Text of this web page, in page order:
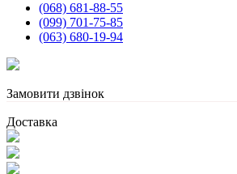
(068) 681-88-55
(099) 701-75-85
(063) 680-19-94
Замовити дзвінок
Доставка